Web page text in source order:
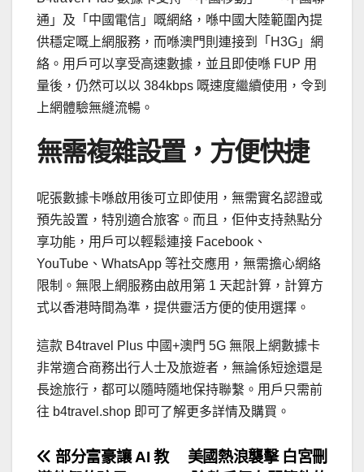
通」及「中國電信」嘅網絡，喺中國大陸範圍內提
供穩定嘅上網服務，而喺澳門則連接到「H3G」網
絡。用戶可以享受高速數據，並且即使喺 FUP 用
量後，仍然可以以 384kbps 嘅速度繼續使用，令到
上網體驗無縫流暢。
無需複雜設置，方便快捷
呢張數據卡喺啟用後可立即使用，無需實名認證或
預先設置，特別適合旅客。而且，佢仲支持熱點分
享功能，用戶可以輕鬆連接 Facebook、
YouTube、WhatsApp 等社交應用，無需擔心網絡
限制。無限上網服務由啟用第 1 天起計算，計算方
式以香港時間為準，提供靈活方便的使用選擇。
這款 B4travel Plus 中國+澳門 5G 無限上網數據卡
非常適合商務出行人士及旅遊者，無論係短途還是
長途旅行，都可以隨時隨地保持聯繫。用戶只需前
往 b4travel.shop 即可了解更多詳情及購買。
文
美國熱浪襲擊 白宮刪
部分富豪讓 AI 教